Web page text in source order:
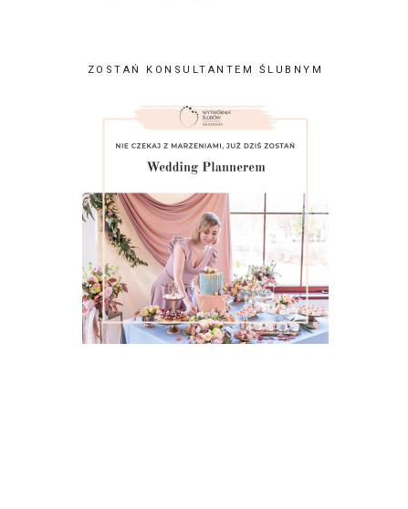
ZOSTAŃ KONSULTANTEM ŚLUBNYM